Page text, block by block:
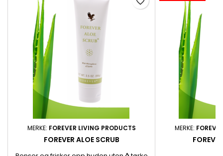
MERKE: FOREVER LIVING PRODUCTS
FOREVER ALOE SCRUB
MERKE: